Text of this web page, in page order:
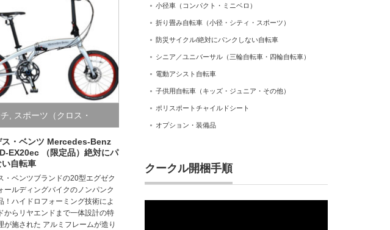
スポーツ（クロス・
ォールディング）,折り畳
（小径・シティ・スポー
災サイクル/絶対にパンクし
車
ス・ベンツ Mercedes-Benz
EX20ec （限定品）絶対にパ
い自転車
・ベンツブランドの20型エグゼク
ールディングバイクのノンパンク
！ハイドロフォーミング技術によ
からリヤエンドまで一体設計の特
が施された アルミフレームが造り
小径車（コンパクト・ミニベロ）
折り畳み自転車（小径・シティ・スポーツ）
防災サイクル/絶対にパンクしない自転車
シニア／ユニバーサル（三輪自転車・四輪自転車）
電動アシスト自転車
子供用自転車（キッズ・ジュニア・その他）
ポリスポートチャイルドシート
オプション・装備品
クークル開梱手順